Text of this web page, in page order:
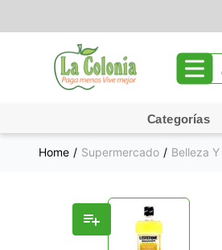
Supermercado Belleza
TÉRMINOS MÁS BUSCADOS
1.
leche
queso